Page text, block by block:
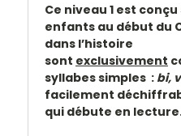
Ce niveau 1 est
enfants au début du
dans l’histoire
sont exclusivement
syllabes simples : bi,
facilement
qui débute en